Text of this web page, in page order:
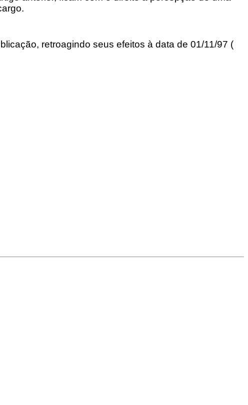
retroagindo seus efeitos à data de 01/11/97 (